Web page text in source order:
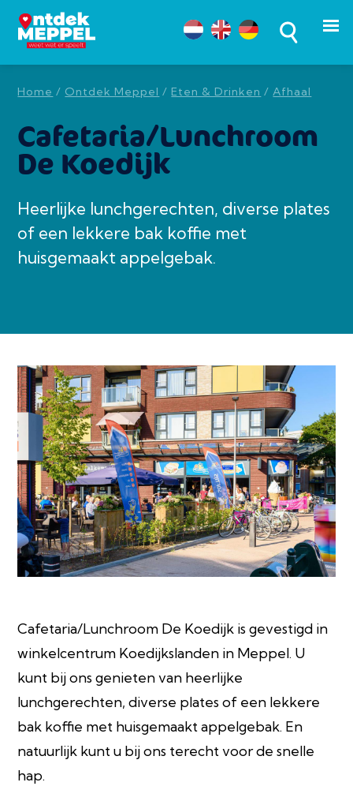
Home / Ontdek Meppel / Eten & Drinken /Afhaal
Cafetaria/Lunchroom
De Koedijk
Heerlijke lunchgerechten, diverse plates
of een lekkere bak koffie met
huisgemaakt appelgebak.
Cafetaria/Lunchroom De Koedijk is gevestigd in
winkelcentrum Koedijkslanden in Meppel. U
kunt bij ons genieten van heerlijke
lunchgerechten, diverse plates of een lekkere
bak koffie met huisgemaakt appelgebak. En
natuurlijk kunt u bij ons terecht voor de snelle
hap.